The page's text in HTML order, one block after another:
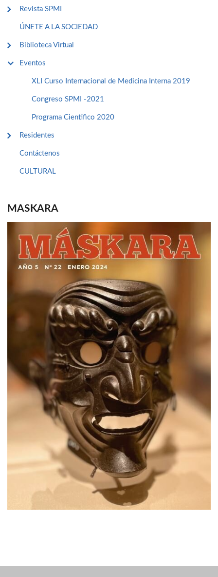
Revista SPMI
ÚNETE A LA SOCIEDAD
Biblioteca Virtual
Eventos
XLI Curso Internacional de Medicina Interna 2019
Congreso SPMI -2021
Programa Cientifico 2020
Residentes
Contáctenos
CULTURAL
MASKARA